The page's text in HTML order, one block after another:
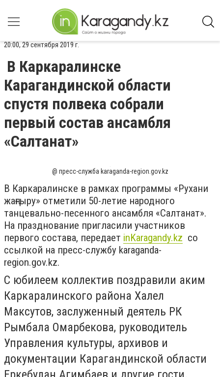
20:00, 29 сентября 2019 г.
В Каркаралинске
Карагандинской области
спустя полвека собрали
первый состав ансамбля
«Салтанат»
@ пресс-служба karaganda-region.gov.kz
В Каркаралинске в рамках программы «Рухани
жаңғыру» отметили 50-летие народного
танцевально-песенного ансамбля «Салтанат».
На празднование пригласили участников
первого состава, передает inKaragandy.kz со
ссылкой на пресс-службу karaganda-
region.gov.kz.
С юбилеем коллектив поздравили аким
Каркаралинского района Халел
Максутов, заслуженный деятель РК
Рымбала Омарбекова, руководитель
Управления культуры, архивов и
документации Карагандинской области